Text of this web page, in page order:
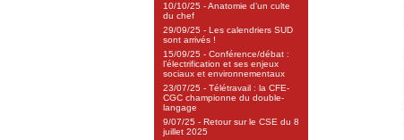
10/10/25 - Anatomie d’un culte
du chef
29/09/25 - Les calendriers SUD
sont arrivés !
15/09/25 - Conférence/débat :
l’électrification et ses enjeux
sociaux et environnementaux
23/07/25 - Télétravail : la CFE-
CGC championne du double-
langage
9/07/25 - Retour sur le CSE du 8
juillet 2025